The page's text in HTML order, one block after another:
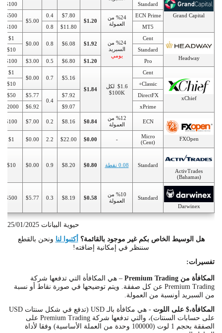
Grand Capital
Standard
$100
ECN Prime
%24 من
العمولة
$1.20
$7.80
0.4
$5.00
$500
MT5
$11.80
0.8
$100
Headway
Cent
%24 من
السبريد
يومي
$1.92
$6.08
0.8
$0.00
$1
Standard
$10
Pro
$1.20
$6.80
0.5
$3.00
$100
xChief
Cent
$1.6 لكل
100K$
$1.84
$5.16
0.7
$0.00
$1
Classic+
$10
DirectFX
$7.92
0.4
$5.77
$50
xPrime
$9.07
$6.92
$2000
FXOpen
ECN
%12 من
العمولة
$0.84
$8.16
0.2
$7.00
$100
Micro
(Cent)
-
$0.00
$22.00
2.2
$0.00
$1
ActivTrades
(Bahamas)
Standard 0.08 نقطة $0.80
$8.20
0.9
$0.00
$10
Darwinex
Standard
%10 من
العمولة
$0.58
$8.19
0.3
$5.77
$500
حيوية البيانات 25/01/2025
هل الوسيط الخاص بكم غير موجود بالقائمة؟ أكتبوا لنا ونحن بالقطع
سننظر في إمكانية إضافته!
تفسيرات:
المكافأة من Premium Trading – هي المكافأة التي تدفعها شركة
Premium Trading عن كل صفقة. ويتم توضيحها في صورة نقاط أو نسبة
من السبريد أونسبة من العمولة.
المكافأة،$ على اللوت
- هي مكافأة بالـ USD (تدفع في شكل سنتات USD
على حسابات السنتات)، والتي تدفعها شركة Premium Trading على
الصفقة بحجم 1 لوت (100000 وحدة من العملة الأساسية) وفقا لأداة